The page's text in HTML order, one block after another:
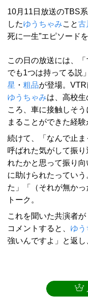
10月11日放送のTBS
したゆうちゃみこと古
死に一生”エピソード
この日の放送には、
でも1つは持ってる説
星 ・ 粗品が登場。
ゆうちゃみは、高校
ころ、車に接触しそ
まることができた経験
続けて、「なんで止
呼ばれた気がして振り
れたかと思って振り
に助けられたってい
た」「（それが無か
トーク。
これを聞いた共演者
コメントすると、 ゆう
強いんですよ」と返し